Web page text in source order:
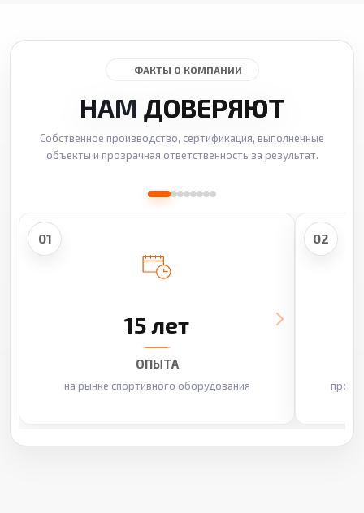
ФАКТЫ О КОМПАНИИ
НАМ ДОВЕРЯЮТ
Собственное производство, сертификация, выполненные
объекты и прозрачная ответственность за результат.
01
15 лет
ОПЫТА
на рынке спортивного оборудования
02